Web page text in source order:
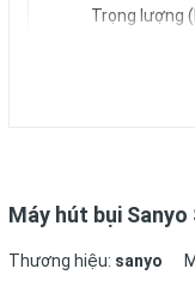
Trọng lượng
Sanyo
đến 2000W với hút
trong không khí, góp
CX900thiết kế
Máy hút bụi Sanyo
Thương hiệu: sanyo